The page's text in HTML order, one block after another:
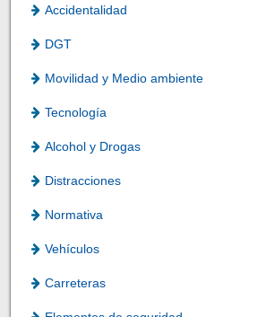
Accidentalidad
DGT
Movilidad y Medio ambiente
Tecnología
Alcohol y Drogas
Distracciones
Normativa
Vehículos
Carreteras